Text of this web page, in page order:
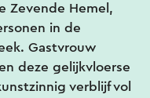
Zevende Hemel,
in de
Gastvrouw
deze gelijkvloerse
verblijf vol